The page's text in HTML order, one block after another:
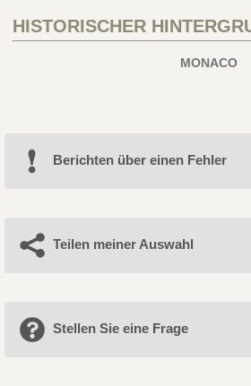
HISTORISCHER
MONACO
Berichten über einen Fehler
Teilen meiner Auswahl
Stellen Sie eine Frage